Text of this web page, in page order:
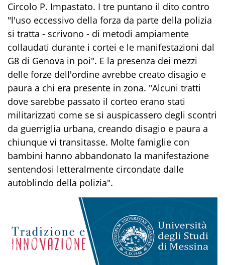
Circolo P. Impastato. I tre puntano il dito contro
"l'uso eccessivo della forza da parte della polizia
si tratta - scrivono - di metodi ampiamente
collaudati durante i cortei e le manifestazioni dal
G8 di Genova in poi". E la presenza dei mezzi
delle forze dell'ordine avrebbe creato disagio e
paura a chi era presente in zona. "Alcuni tratti
dove sarebbe passato il corteo erano stati
militarizzati come se si auspicassero degli scontri
da guerriglia urbana, creando disagio e paura a
chiunque vi transitasse. Molte famiglie con
bambini hanno abbandonato la manifestazione
sentendosi letteralmente circondate dalle
autoblindo della polizia".